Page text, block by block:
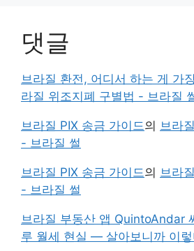
댓글
브라질 환전, 어디서 하는 게 가
라질 위조지폐 구별법 - 브라질
브라질 PIX 송금 가이드의 브라
- 브라질 썰
브라질 PIX 송금 가이드의 브라
- 브라질 썰
브라질 부동산 앱 QuintoAndar
루 월세 현실 — 살아보니까 이